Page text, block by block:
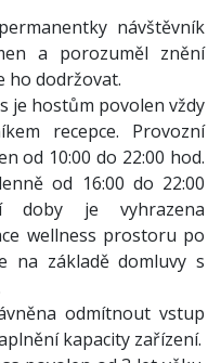
návštěvník
a porozuměl znění
ho dodržovat.
je hostům povolen vždy
recepce. Provozní
od 10:00 do 22:00 hod.
od 16:00 do 22:00
doby je vyhrazena
wellness prostoru po
na základě domluvy s
odmítnout vstup
kapacity zařízení.